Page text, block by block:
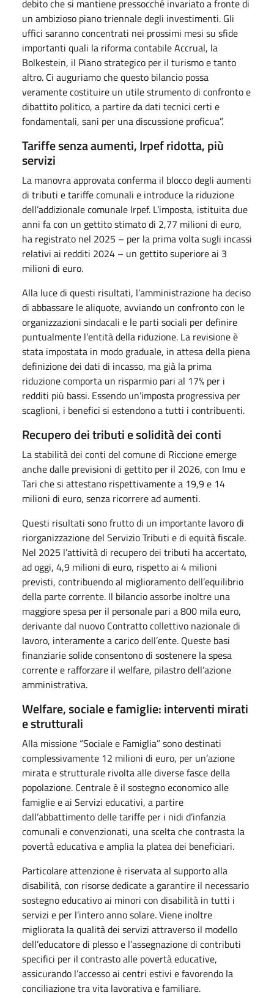
debito che si mantiene pressocché invariato a fronte di
un ambizioso piano triennale degli investimenti. Gli
uffici saranno concentrati nei prossimi mesi su sfide
importanti quali la riforma contabile Accrual, la
Bolkestein, il Piano strategico per il turismo e tanto
altro. Ci auguriamo che questo bilancio possa
veramente costituire un utile strumento di confronto e
dibattito politico, a partire da dati tecnici certi e
fondamentali, sani per una discussione proficua”.
Tariffe senza aumenti, Irpef ridotta, più
servizi
La manovra approvata conferma il blocco degli aumenti
di tributi e tariffe comunali e introduce la riduzione
dell’addizionale comunale Irpef. L’imposta, istituita due
anni fa con un gettito stimato di 2,77 milioni di euro,
ha registrato nel 2025 – per la prima volta sugli incassi
relativi ai redditi 2024 – un gettito superiore ai 3
milioni di euro.
Alla luce di questi risultati, l’amministrazione ha deciso
di abbassare le aliquote, avviando un confronto con le
organizzazioni sindacali e le parti sociali per definire
puntualmente l’entità della riduzione. La revisione è
stata impostata in modo graduale, in attesa della piena
definizione dei dati di incasso, ma già la prima
riduzione comporta un risparmio pari al 17% per i
redditi più bassi. Essendo un’imposta progressiva per
scaglioni, i benefici si estendono a tutti i contribuenti.
Recupero dei tributi e solidità dei conti
La stabilità dei conti del comune di Riccione emerge
anche dalle previsioni di gettito per il 2026, con Imu e
Tari che si attestano rispettivamente a 19,9 e 14
milioni di euro, senza ricorrere ad aumenti.
Questi risultati sono frutto di un importante lavoro di
riorganizzazione del Servizio Tributi e di equità fiscale.
Nel 2025 l’attività di recupero dei tributi ha accertato,
ad oggi, 4,9 milioni di euro, rispetto ai 4 milioni
previsti, contribuendo al miglioramento dell’equilibrio
della parte corrente. Il bilancio assorbe inoltre una
maggiore spesa per il personale pari a 800 mila euro,
derivante dal nuovo Contratto collettivo nazionale di
lavoro, interamente a carico dell’ente. Queste basi
finanziarie solide consentono di sostenere la spesa
corrente e rafforzare il welfare, pilastro dell’azione
amministrativa.
Welfare, sociale e famiglie: interventi mirati
e strutturali
Alla missione “Sociale e Famiglia” sono destinati
complessivamente 12 milioni di euro, per un’azione
mirata e strutturale rivolta alle diverse fasce della
popolazione. Centrale è il sostegno economico alle
famiglie e ai Servizi educativi, a partire
dall’abbattimento delle tariffe per i nidi d’infanzia
comunali e convenzionati, una scelta che contrasta la
povertà educativa e amplia la platea dei beneficiari.
Particolare attenzione è riservata al supporto alla
disabilità, con risorse dedicate a garantire il necessario
sostegno educativo ai minori con disabilità in tutti i
servizi e per l’intero anno solare. Viene inoltre
migliorata la qualità dei servizi attraverso il modello
dell’educatore di plesso e l’assegnazione di contributi
specifici per il contrasto alle povertà educative,
assicurando l’accesso ai centri estivi e favorendo la
conciliazione tra vita lavorativa e familiare.